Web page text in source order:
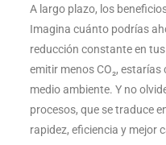
A largo plazo, los
Imagina cuánto podrías
reducción constante en
emitir menos CO₂,
medio ambiente. Y no
procesos, que se traduce
rapidez, eficiencia y mejor